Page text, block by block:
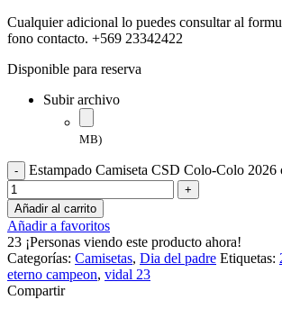
Cualquier adicional lo puedes consultar al
fono contacto. +569 23342422
Disponible para reserva
Subir archivo
MB)
Estampado Camiseta CSD Colo-Colo 2026
Añadir al carrito
Añadir a favoritos
23 ¡Personas viendo este producto ahora!
Categorías: Camisetas, Dia del padre Etiquetas:
eterno campeon, vidal 23
Compartir